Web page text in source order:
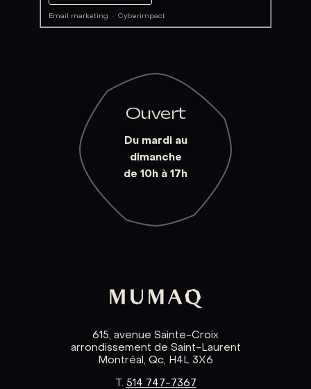
Email marketing ·Cyberimpact
Ouvert
Du mardi au
dimanche
de 10h à 17h
615, avenue Sainte-Croix
arrondissement de Saint-Laurent
Montréal, Qc, H4L 3X6
T. 514 747-7367